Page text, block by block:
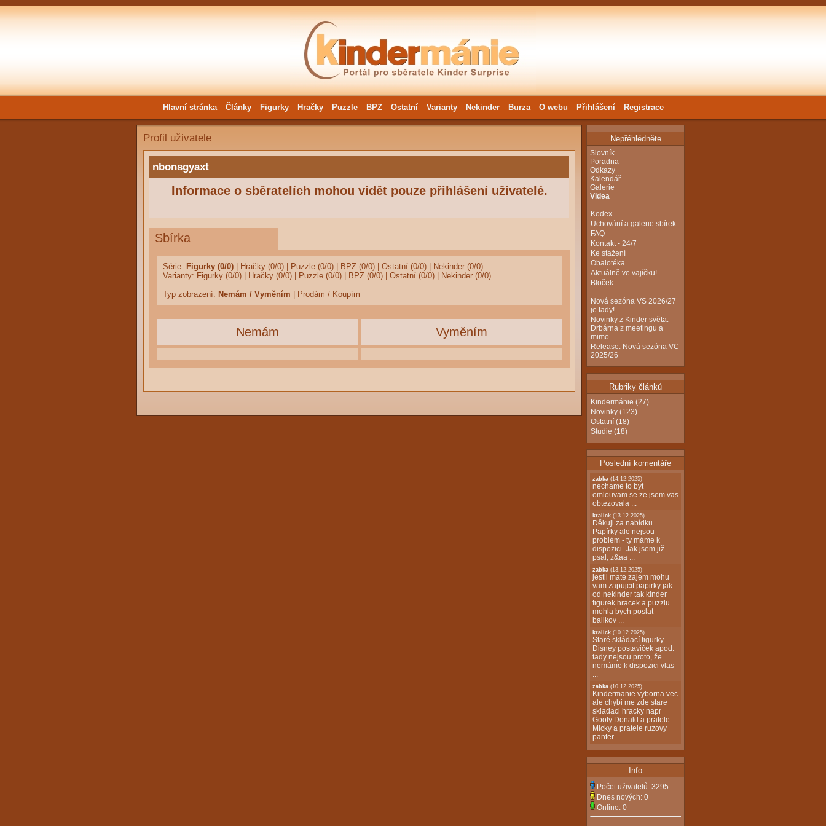
Hlavní stránka Články Figurky Hračky Puzzle BPZ Ostatní Varianty Nekinder Burza O webu Přihlášení Registrace
Profil uživatele
nbonsgyaxt
Informace o sběratelích mohou vidět pouze přihlášení uživatelé.
Sbírka
Série: Figurky (0/0) Hračky (0/0) Puzzle (0/0) BPZ (0/0) Ostatní (0/0)
Nekinder (0/0)
Varianty: Figurky (0/0) Hračky (0/0) Puzzle (0/0) BPZ (0/0) Ostatní (0/0)
Nekinder (0/0)
Typ zobrazení: Nemám / Vyměním Prodám / Koupím
Nemám Vyměním
Nepřéhlédněte
Slovník
Poradna
Odkazy
Kalendář
Galerie
Videa
Kodex
Uchování a galerie sbírek
FAQ
Kontakt - 24/7
Ke stažení
Obalotéka
Aktuálně ve vajíčku!
Bloček
Nová sezóna VS 2026/27
je tady!
Novinky z Kinder světa:
Drbárna z meetingu a
mimo
Release: Nová sezóna VC
2025/26
Rubriky článků
Kindermánie (27)
Novinky (123)
Ostatní (18)
Studie (18)
Poslední komentáře
zabka (14.12.2025)
nechame to byt
omlouvam se ze jsem vas
obtezovala ...
kralick (13.12.2025)
Děkuji za nabídku.
Papírky ale nejsou
problém - ty máme k
dispozici. Jak jsem již
psal, z&aa ...
zabka (13.12.2025)
jestli mate zajem mohu
vam zapujcit papirky jak
od nekinder tak kinder
figurek hracek a puzzlu
mohla bych poslat
balikov ...
kralick (10.12.2025)
Staré skládací figurky
Disney postaviček apod.
tady nejsou proto, že
nemáme k dispozici vlas
...
zabka (10.12.2025)
Kindermanie vyborna vec
ale chybi me zde stare
skladaci hracky napr
Goofy Donald a pratele
Micky a pratele ruzovy
panter ...
Info
Počet uživatelů: 3295
Dnes nových: 0
Online: 0